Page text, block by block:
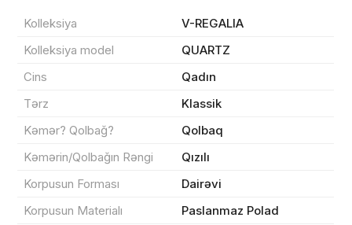
Kolleksiya
V-REGALIA
Kolleksiya model
QUARTZ
Cins
Qadın
Tərz
Klassik
Kəmər? Qolbağ?
Qolbaq
Kəmərin/Qolbağın Rəngi
Qızılı
Korpusun Forması
Dairəvi
Korpusun Materialı
Paslanmaz Polad
Məhsul(lar) səbətə əlavə edildi
Sifarişin detalları